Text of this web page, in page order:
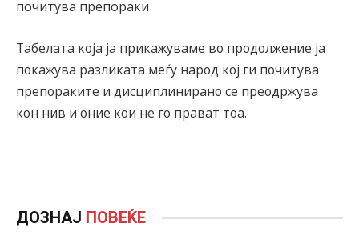
Табелата која ја прикажуваме во продолжение ја
покажува разликата меѓу народ кој ги почитува
препораките и дисциплинирано се преодржува
кон нив и оние кои не го прават тоа.
ДОЗНАЈ ПОВЕЌЕ